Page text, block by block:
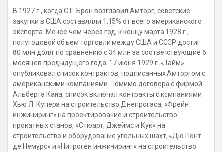
В 1927 г., когда С.Г. Брон возглавил Амторг, советские
закупки в США составляли 1,15% от всего американского
экспорта. Менее чем через год, к концу марта 1928 г.,
полугодовой объем торговли между США и СССР достиг
80 млн долл. по сравнению с 34 млн за соответствующие 6
месяцев предыдущего года. 17 июня 1929 г. «Тайм»
опубликовал список контрактов, подписанных Амторгом с
американскими компаниями. Помимо договора с фирмой
Альберта Кана, список включал контракты с компаниями
Хью Л. Купера на строительство Днепрогэса, «Фрейн
инжиниринг» на проектирование и строительство
прокатных станов, «Стюарт, Джеймс и Кук» на
строительство и оборудование угольных шахт, «Дю Понт
де Немурс» и «Нитроген инжиниринг» на строительство